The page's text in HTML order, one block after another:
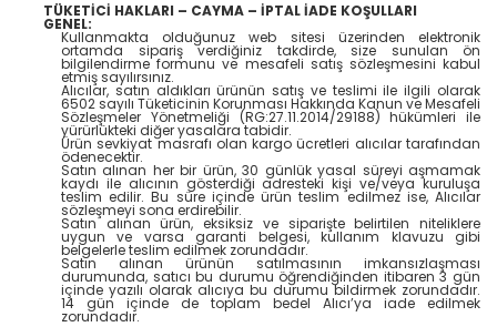
TÜKETİCİ HAKLARI – CAYMA – İPTAL İADE KOŞULLARI
GENEL:
Kullanmakta olduğunuz web sitesi üzerinden elektronik
ortamda sipariş verdiğiniz takdirde, size sunulan ön
bilgilendirme formunu ve mesafeli satış sözleşmesini kabul
etmiş sayılırsınız.
Alıcılar, satın aldıkları ürünün satış ve teslimi ile ilgili olarak
6502 sayılı Tüketicinin Korunması Hakkında Kanun ve Mesafeli
Sözleşmeler Yönetmeliği (RG:27.11.2014/29188) hükümleri ile
yürürlükteki diğer yasalara tabidir.
Ürün sevkiyat masrafı olan kargo ücretleri alıcılar tarafından
ödenecektir.
Satın alınan her bir ürün, 30 günlük yasal süreyi aşmamak
kaydı ile alıcının gösterdiği adresteki kişi ve/veya kuruluşa
teslim edilir. Bu süre içinde ürün teslim edilmez ise, Alıcılar
sözleşmeyi sona erdirebilir.
Satın alınan ürün, eksiksiz ve siparişte belirtilen niteliklere
uygun ve varsa garanti belgesi, kullanım klavuzu gibi
belgelerle teslim edilmek zorundadır.
Satın alınan ürünün satılmasının imkansızlaşması
durumunda, satıcı bu durumu öğrendiğinden itibaren 3 gün
içinde yazılı olarak alıcıya bu durumu bildirmek zorundadır.
14 gün içinde de toplam bedel Alıcı’ya iade edilmek
zorundadır.